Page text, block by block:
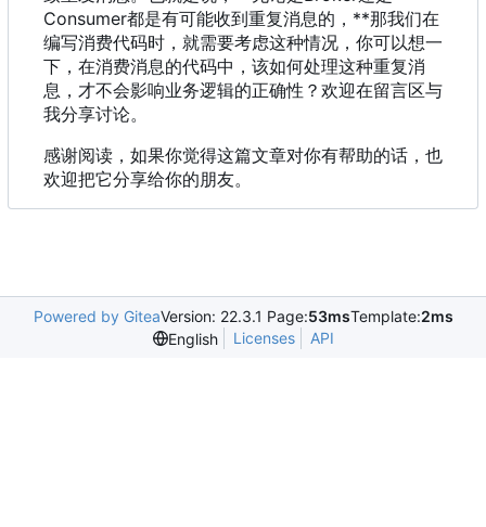
Consumer都是有可能收到重复消息的 ， **那我们在
编写消费代码时，就需要考虑这种情况，你可以想一
下，在消费消息的代码中，该如何处理这种重复消
息，才不会影响业务逻辑的正确性？欢迎在留言区与
我分享讨论。
感谢阅读，如果你觉得这篇文章对你有帮助的话，也
欢迎把它分享给你的朋友。
Powered by GiteaVersion: 22.3.1 Page:53msTemplate:2ms
English
Licenses API